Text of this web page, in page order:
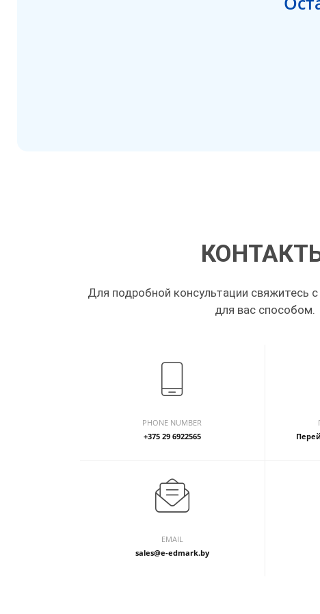
Для подробной консультации
для вас способом.
PHONE NUMBER
+375 29 6922565
EMAIL
sales@e-edmark.by